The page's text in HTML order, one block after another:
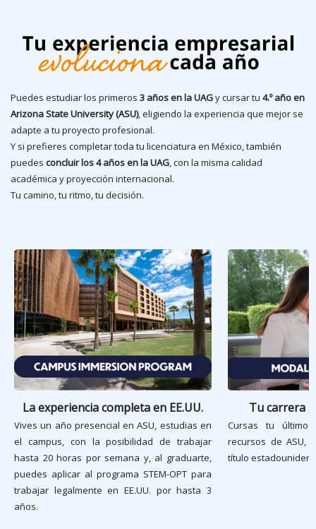
Puedes estudiar los primeros 3 años en la UAGy cursar tu 4.º año en
Arizona State University (ASU), eligiendo la experiencia que mejor se
adapte a tu proyecto profesional.
Y si prefieres completar toda tu licenciatura en México, también
puedes concluir los 4 años en la UAG, con la misma calidad
académica y proyección internacional.
Tu camino, tu ritmo, tu decisión.
La experiencia completa en EE.UU.
Vives un año presencial en ASU, estudias en
el campus, con la posibilidad de trabajar
hasta 20 horas por semana y, al graduarte,
puedes aplicar al programa STEM-OPT para
trabajar legalmente en EE.UU. por hasta 3
años.
Tu carrera
Cursas tu
recursos de ASU,
título